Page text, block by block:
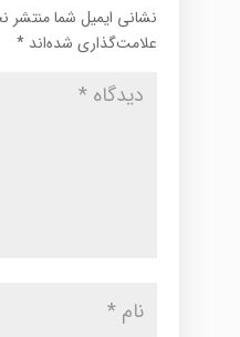
نشانی ایمیل شما منتشر
علامت‌گذاری شده‌اند *